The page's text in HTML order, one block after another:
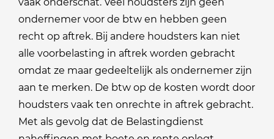
ondernemer voor de btw en hebben geen
recht op aftrek. Bij andere houdsters kan niet
alle voorbelasting in aftrek worden gebracht
omdat ze maar gedeeltelijk als ondernemer zijn
aan te merken. De btw op de kosten wordt door
houdsters vaak ten onrechte in aftrek gebracht.
Met als gevolg dat de Belastingdienst